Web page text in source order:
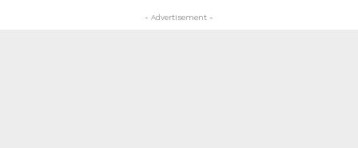
- Advertisement -